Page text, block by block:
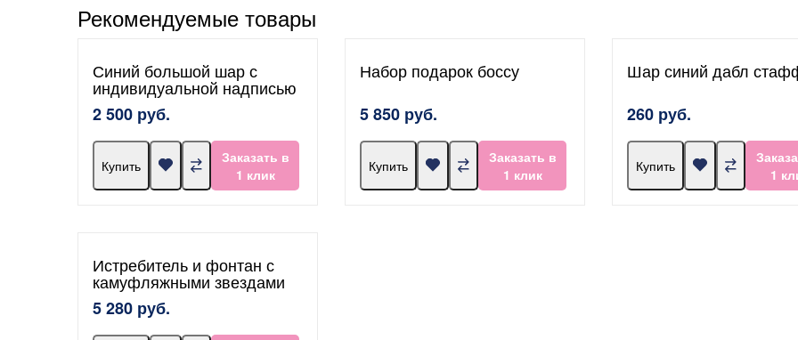
Рекомендуемые товары
Синий большой шар с
индивидуальной надписью
2 500 руб.
Купить
Заказать в
1 клик
Набор подарок боссу
5 850 руб.
Купить
Заказать в
1 клик
Шар синий дабл
260 руб.
Купить
1
Истребитель и фонтан с
камуфляжными звездами
5 280 руб.